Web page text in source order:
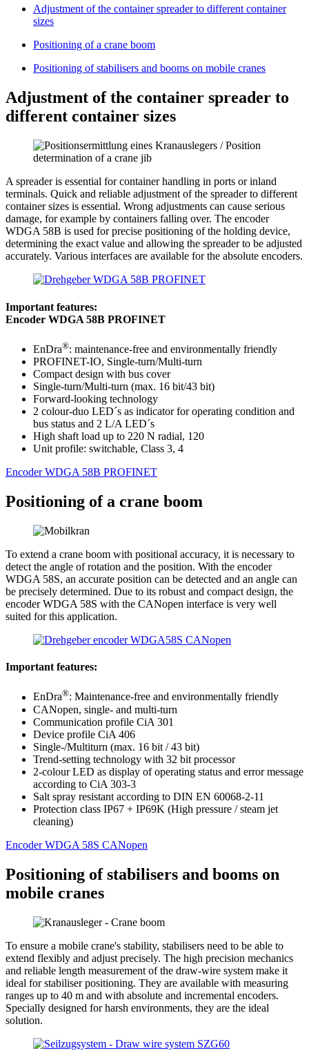
Adjustment of the container spreader to different container
sizes
Positioning of a crane boom
Positioning of stabilisers and booms on mobile cranes
Adjustment of the container spreader to
different container sizes
A spreader is essential for container handling in ports or inland
terminals. Quick and reliable adjustment of the spreader to different
container sizes is essential. Wrong adjustments can cause serious
damage, for example by containers falling over. The encoder
WDGA 58B is used for precise positioning of the holding device,
determining the exact value and allowing the spreader to be adjusted
accurately. Various interfaces are available for the absolute encoders.
Important features:
Encoder WDGA 58B PROFINET
EnDra®: maintenance-free and environmentally friendly
PROFINET-IO, Single-turn/Multi-turn
Compact design with bus cover
Single-turn/Multi-turn (max. 16 bit/43 bit)
Forward-looking technology
2 colour-duo LED´s as indicator for operating condition and
bus status and 2 L/A LED´s
High shaft load up to 220 N radial, 120
Unit profile: switchable, Class 3, 4
Encoder WDGA 58B PROFINET
Positioning of a crane boom
To extend a crane boom with positional accuracy, it is necessary to
detect the angle of rotation and the position. With the encoder
WDGA 58S, an accurate position can be detected and an angle can
be precisely determined. Due to its robust and compact design, the
encoder WDGA 58S with the CANopen interface is very well
suited for this application.
Important features:
EnDra®: Maintenance-free and environmentally friendly
CANopen, single- and multi-turn
Communication profile CiA 301
Device profile CiA 406
Single-/Multiturn (max. 16 bit / 43 bit)
Trend-setting technology with 32 bit processor
2-colour LED as display of operating status and error message
according to CiA 303-3
Salt spray resistant according to DIN EN 60068-2-11
Protection class IP67 + IP69K (High pressure / steam jet
cleaning)
Encoder WDGA 58S CANopen
Positioning of stabilisers and booms on
mobile cranes
To ensure a mobile crane's stability, stabilisers need to be able to
extend flexibly and adjust precisely. The high precision mechanics
and reliable length measurement of the draw-wire system make it
ideal for stabiliser positioning. They are available with measuring
ranges up to 40 m and with absolute and incremental encoders.
Specially designed for harsh environments, they are the ideal
solution.